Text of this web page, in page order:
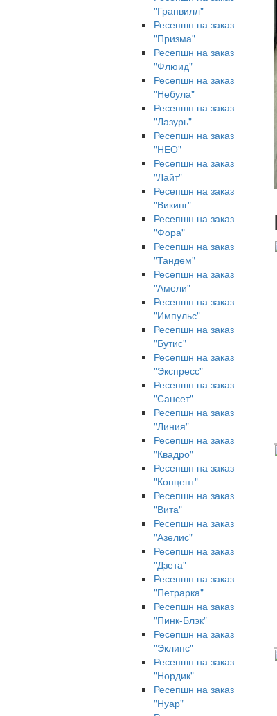
"Гранвилл"
Ресепшн на заказ
"Призма"
Ресепшн на заказ
"Флюид"
Ресепшн на заказ
"Небула"
Ресепшн на заказ
"Лазурь"
Ресепшн на заказ
"НЕО"
Ресепшн на заказ
"Лайт"
Ресепшн на заказ
"Викинг"
Ресепшн на заказ
"Фора"
Ресепшн на заказ
"Тандем"
Ресепшн на заказ
"Амели"
Ресепшн на заказ
"Импульс"
Ресепшн на заказ
"Бутис"
Ресепшн на заказ
"Экспресс"
Ресепшн на заказ
"Сансет"
Ресепшн на заказ
"Линия"
Ресепшн на заказ
"Квадро"
Ресепшн на заказ
"Концепт"
Ресепшн на заказ
"Вита"
Ресепшн на заказ
"Азелис"
Ресепшн на заказ
"Дзета"
Ресепшн на заказ
"Петрарка"
Ресепшн на заказ
"Пинк-Блэк"
Ресепшн на заказ
"Эклипс"
Ресепшн на заказ
"Нордик"
Ресепшн на заказ
"Нуар"